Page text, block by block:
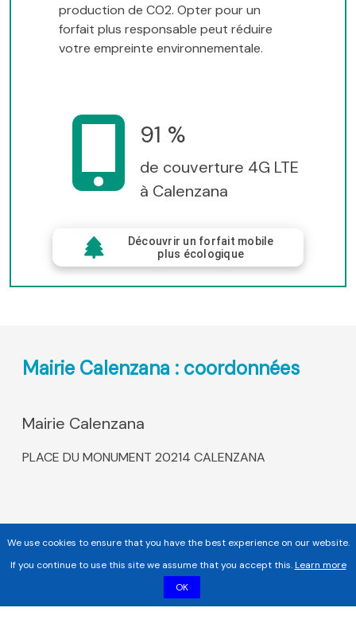
production de CO2. Opter pour un
forfait plus responsable peut réduire
votre empreinte environnementale.
91 %
de couverture 4G LTE
à Calenzana
Découvrir un forfait mobile
plus écologique
Mairie Calenzana : coordonnées
Mairie Calenzana
PLACE DU MONUMENT 20214 CALENZANA
We use cookies to ensure that you have the best experience on our website.
If you continue to use this site we assume that you accept this.Learn more
OK